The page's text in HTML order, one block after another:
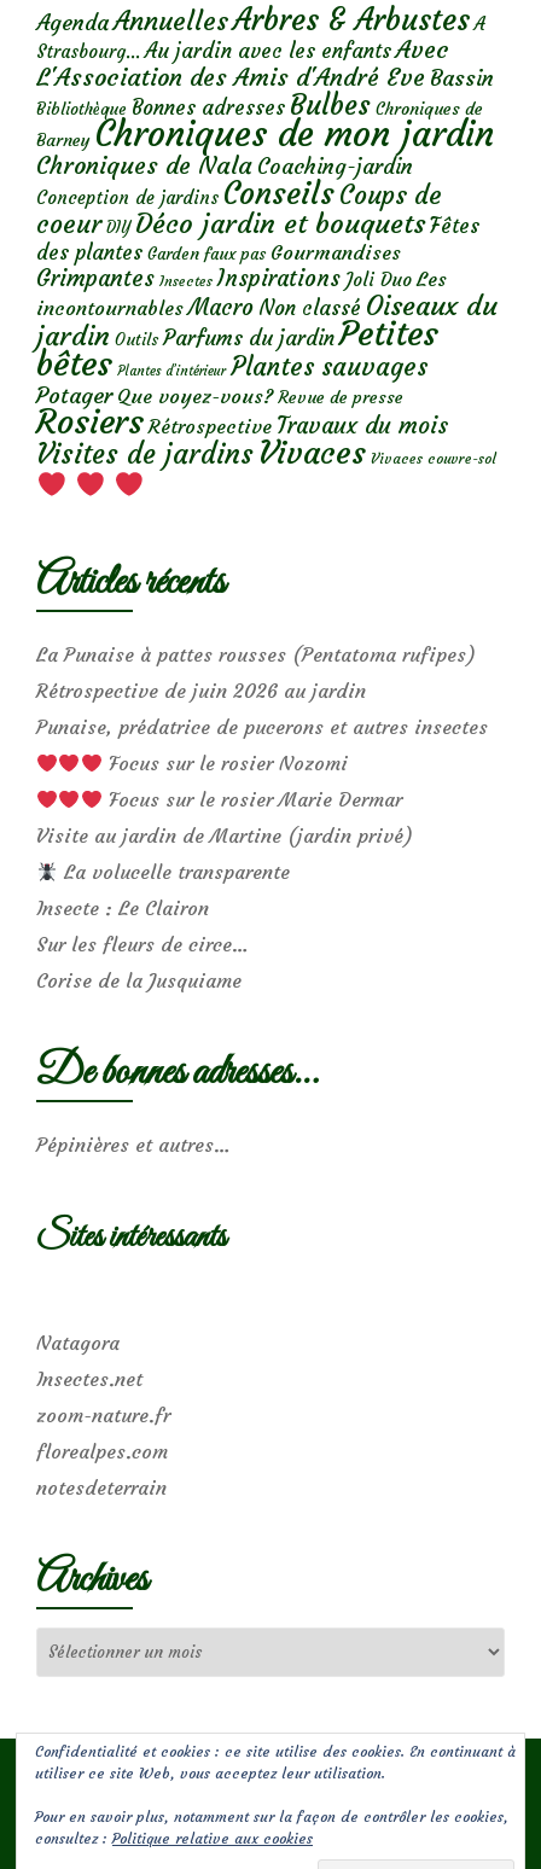
AgendaAnnuellesArbres & Arbustes A
Strasbourg... Au jardin avec les enfantsAvec
L'Association des Amis d'André Eve Bassin
Bibliothèque Bonnes adresses Bulbes Chroniques de
Barney Chroniques de mon jardin
Chroniques de Nala Coaching-jardin
Conception de jardins ConseilsCoups de
coeur DIY Déco jardin et bouquetsFêtes
des plantes Garden faux pas Gourmandises
Grimpantes Insectes Inspirations Joli Duo Les
incontournables Macro Non classé Oiseaux du
jardin Outils Parfums du jardinPetites
bêtes Plantes d’intérieur Plantes sauvages
Potager Que voyez-vous? Revue de presse
Rosiers Rétrospective Travaux du mois
Visites de jardins Vivaces Vivaces couvre-sol
Articles récents
La Punaise à pattes rousses (Pentatoma rufipes)
Rétrospective de juin 2026 au jardin
Punaise, prédatrice de pucerons et autres insectes
Focus sur le rosier Nozomi
Focus sur le rosier Marie Dermar
Visite au jardin de Martine (jardin privé)
La volucelle transparente
Insecte : Le Clairon
Sur les fleurs de circe…
Corise de la Jusquiame
De bonnes adresses…
Pépinières et autres…
Sites intéressants
Natagora
Insectes.net
zoom-nature.fr
florealpes.com
notesdeterrain
Archives
(c) Les Jardins de Malorie
Menu
Confidentialité et cookies : ce site utilise des cookies. En continuant à
utiliser ce site Web, vous acceptez leur utilisation.
Pour en savoir plus, notamment sur la façon de contrôler les cookies,
consultez :Politique relative aux cookies